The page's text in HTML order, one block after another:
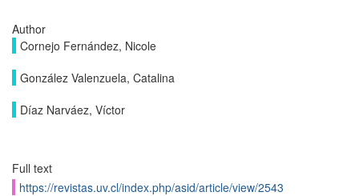
Author
Cornejo Fernández, Nicole
González Valenzuela, Catalina
Díaz Narváez, Víctor
Full text
https://revistas.uv.cl/index.php/asid/article/view/2543